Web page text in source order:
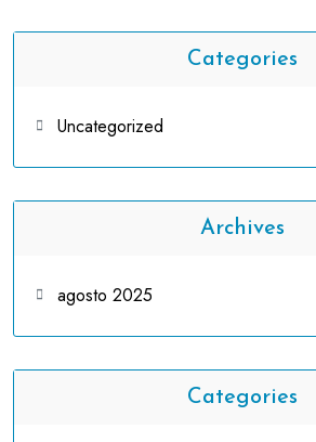
Categories
Uncategorized
Archives
agosto 2025
Categories